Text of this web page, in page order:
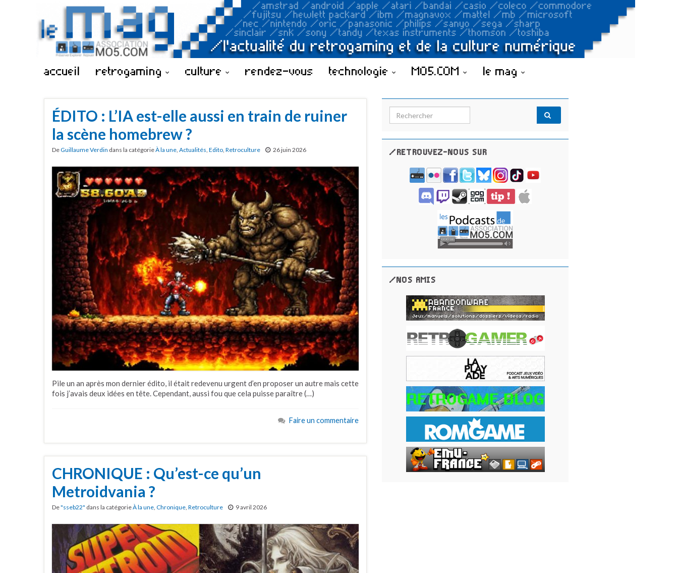
accueil retrogaming culture rendez-vous technologie MO5.COM le mag
ÉDITO : L’IA est-elle aussi en train de ruiner
la scène homebrew ?
DeGuillaume Verdin dans la catégorieÀ la une, Actualités, Edito, Retroculture 26 juin 2026
Pile un an après mon dernier édito, il était redevenu urgent d’en proposer un autre mais cette
fois j’avais deux idées en tête. Cependant, aussi fou que cela puisse paraître (…)
Faire un commentaire
CHRONIQUE : Qu’est-ce qu’un
Metroidvania ?
De"sseb22" dans la catégorieÀ la une, Chronique, Retroculture 9 avril 2026
Search for:
/RETROUVEZ-NOUS SUR
/NOS AMIS